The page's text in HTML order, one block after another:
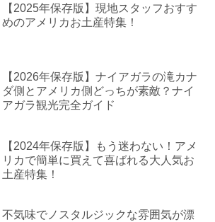
【2025年保存版】現地スタッフおすす
めのアメリカお土産特集！
【2026年保存版】ナイアガラの滝カナ
ダ側とアメリカ側どっちが素敵？ナイ
アガラ観光完全ガイド
【2024年保存版】もう迷わない！アメ
リカで簡単に買えて喜ばれる大人気お
土産特集！
不気味でノスタルジックな雰囲気が漂